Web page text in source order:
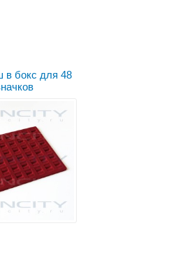
в бокс для 48